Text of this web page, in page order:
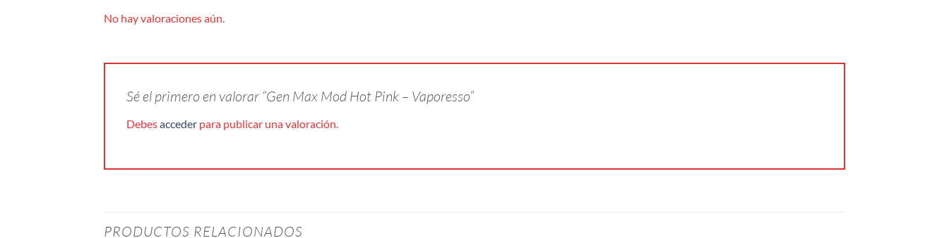
No hay valoraciones aún.
Sé el primero en valorar “Gen Max Mod Hot Pink – Vaporesso”
Debesacceder para publicar una valoración.
PRODUCTOS RELACIONADOS